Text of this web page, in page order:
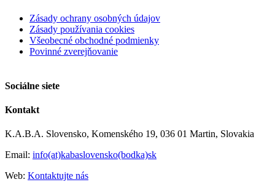
Zásady ochrany osobných údajov
Zásady používania cookies
Všeobecné obchodné podmienky
Povinné zverejňovanie
Sociálne siete
Kontakt
K.A.B.A. Slovensko, Komenského 19, 036 01 Martin, Slovakia
Email: info(at)kabaslovensko(bodka)sk
Web: Kontaktujte nás